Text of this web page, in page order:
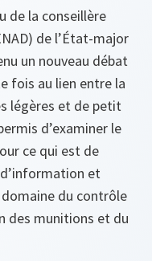
de la conseillère
de l’État-major
un nouveau débat
fois au lien entre la
légères et de petit
d’examiner le
ce qui est de
et
du contrôle
des munitions et du